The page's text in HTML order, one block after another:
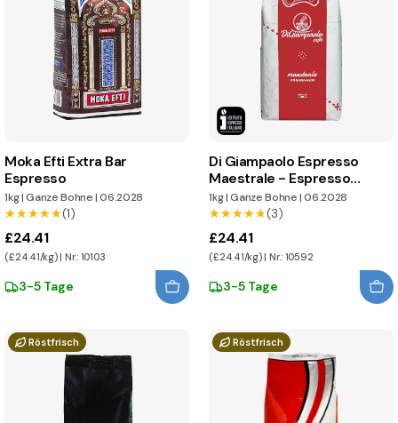
Moka Efti Extra Bar
Espresso
1kg|Ganze Bohne|06.2028
★★★★★
★★★★★(1)
£24.41
(£24.41/kg) | Nr.: 10103
3-5 Tage
Di Giampaolo Espresso
Maestrale - Espresso
Italiano
1kg|Ganze Bohne|06.2028
★★★★★
★★★★★(3)
£24.41
(£24.41/kg) | Nr.: 10592
3-5 Tage
Röstfrisch Röstfrisch